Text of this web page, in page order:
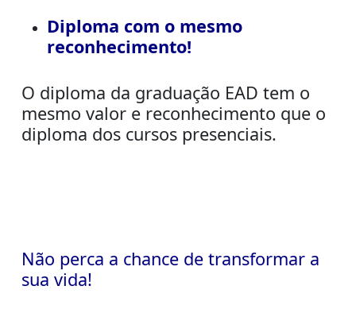
Diploma com o mesmo
reconhecimento!
O diploma da graduação EAD tem o
mesmo valor e reconhecimento que o
diploma dos cursos presenciais.
Não perca a chance de transformar a
sua vida!